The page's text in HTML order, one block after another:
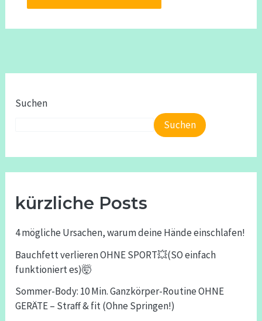
Suchen
Suchen
kürzliche Posts
4 mögliche Ursachen, warum deine Hände einschlafen!
Bauchfett verlieren OHNE SPORT💥(SO einfach
funktioniert es)🤯
Sommer-Body: 10 Min. Ganzkörper-Routine OHNE
GERÄTE – Straff & fit (Ohne Springen!)